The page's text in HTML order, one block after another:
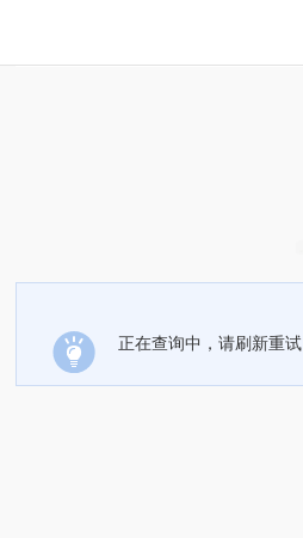
正在查询中，请刷新重试